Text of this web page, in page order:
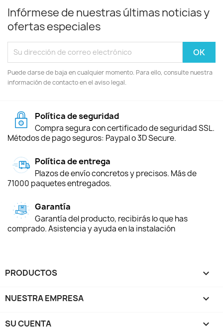
Infórmese de nuestras últimas noticias y
ofertas especiales
Puede darse de baja en cualquier momento. Para ello, consulte nuestra
información de contacto en el aviso legal.
Política de seguridad
Compra segura con certificado de seguridad SSL.
Métodos de pago seguros: Paypal o 3D Secure.
Política de entrega
Plazos de envío concretos y precisos. Más de
71000 paquetes entregados.
Garantía
Garantía del producto, recibirás lo que has
comprado. Asistencia y ayuda en la instalación
PRODUCTOS 
NUESTRA EMPRESA 
SU CUENTA 